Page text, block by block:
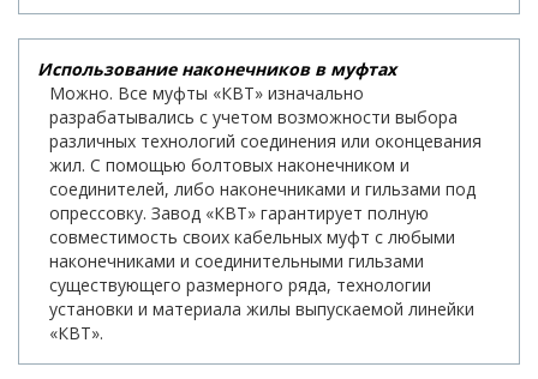
Использование наконечников в муфтах
Можно. Все муфты «КВТ» изначально
разрабатывались с учетом возможности выбора
различных технологий соединения или оконцевания
жил. С помощью болтовых наконечником и
соединителей, либо наконечниками и гильзами под
опрессовку. Завод «КВТ» гарантирует полную
совместимость своих кабельных муфт с любыми
наконечниками и соединительными гильзами
существующего размерного ряда, технологии
установки и материала жилы выпускаемой линейки
«КВТ».